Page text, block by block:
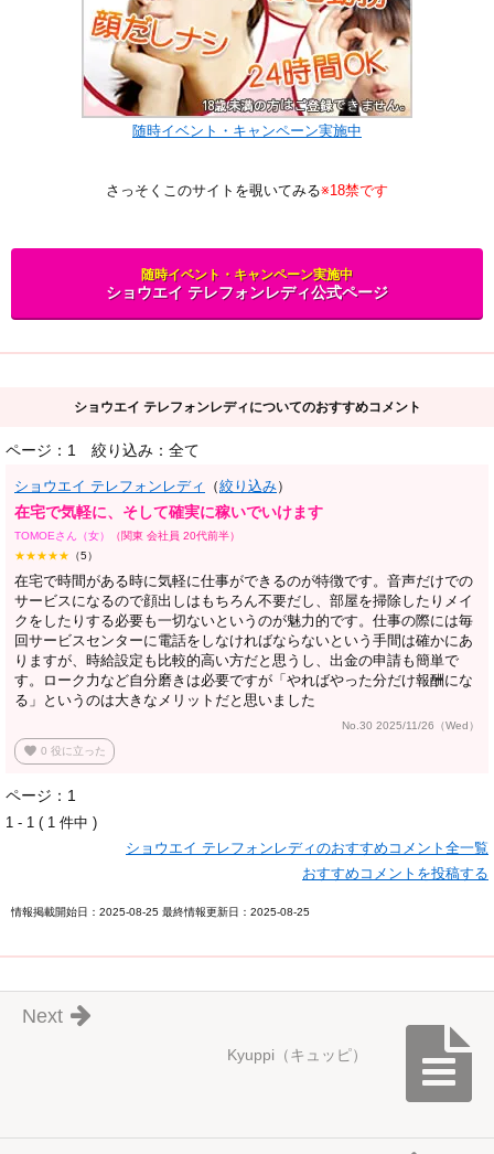
随時イベント・キャンペーン実施中
さっそくこのサイトを覗いてみる※18禁です
随時イベント・キャンペーン実施中
ショウエイ テレフォンレディ公式ページ
ショウエイ テレフォンレディについてのおすすめコメント
ページ：1 絞り込み：全て
ショウエイ テレフォンレディ （絞り込み）
在宅で気軽に、そして確実に稼いでいけます
TOMOEさん（女）
（関東 会社員 20代前半）
★★★★★ （5）
在宅で時間がある時に気軽に仕事ができるのが特徴です。音声だけでの
サービスになるので顔出しはもちろん不要だし、部屋を掃除したりメイ
クをしたりする必要も一切ないというのが魅力的です。仕事の際には毎
回サービスセンターに電話をしなければならないという手間は確かにあ
りますが、時給設定も比較的高い方だと思うし、出金の申請も簡単で
す。ローク力など自分磨きは必要ですが「やればやった分だけ報酬にな
る」というのは大きなメリットだと思いました
No.30 2025/11/26（Wed）
favorite 0 役に立った
ページ：1
1 - 1 ( 1 件中 )
ショウエイ テレフォンレディのおすすめコメント全一覧
おすすめコメントを投稿する
情報掲載開始日：2025-08-25 最終情報更新日：2025-08-25
Kyuppi（キュッピ）
Next